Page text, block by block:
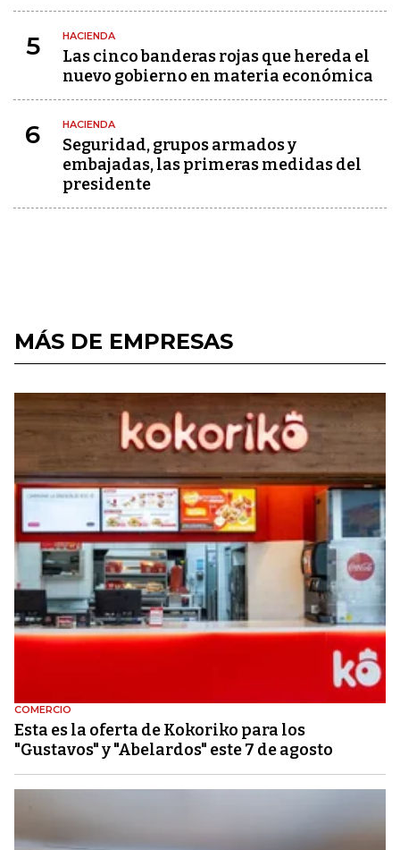
5 HACIENDA
Las cinco banderas rojas que hereda el
nuevo gobierno en materia económica
6 HACIENDA
Seguridad, grupos armados y
embajadas, las primeras medidas del
presidente
MÁS DE EMPRESAS
COMERCIO
Esta es la oferta de Kokoriko para los
"Gustavos" y "Abelardos" este 7 de agosto